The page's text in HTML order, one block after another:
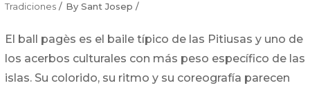
Tradiciones By Sant Josep
El ball pagès es el baile típico de las Pitiusas y uno de
los acerbos culturales con más peso específico de las
islas. Su colorido, su ritmo y su coreografía parecen